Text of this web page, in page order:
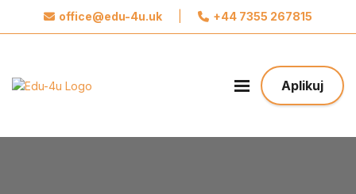
x
Obiecujemy, że nie będziemy wysyłać spamu.
Podaj nam swoje dane do kontaktu żebyśmy
mogli się z Tobą skontaktować odnośnie Twojej
office@edu-4u.uk +44 7355 267815
Aplikuj